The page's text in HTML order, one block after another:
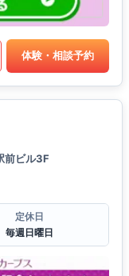
体験・相談予約
前ビル3F
定休日
毎週日曜日